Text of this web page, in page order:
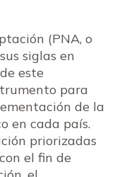
(PNA, o
siglas en
este
para
de la
en cada país.
priorizadas
el fin de